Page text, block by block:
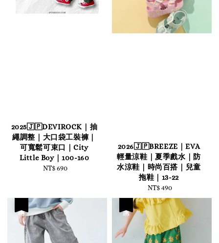
2025🇯🇵DEVIROCK｜抽
繩調整｜大口袋工裝褲｜
可寬鬆可束口｜City
Little Boy｜100-160
Regular
NT$ 690
2026🇯🇵BREEZE｜EVA
輕量涼鞋｜夏季戲水｜防
水涼鞋｜時尚百搭｜兒童
拖鞋｜13-22
Regular
price
NT$ 490